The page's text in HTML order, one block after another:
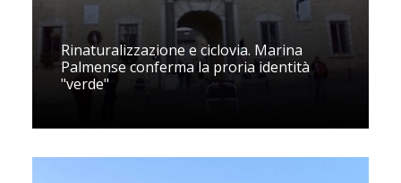
Rinaturalizzazione e ciclovia. Marina
Palmense conferma la proria identità
"verde"